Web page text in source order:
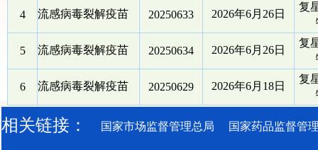
4 流感病毒裂解疫苗 20250633 2026年6月26日
复
5 流感病毒裂解疫苗 20250634 2026年6月26日
复
6 流感病毒裂解疫苗 20250629 2026年6月18日
复
相关链接： 国家市场监督管理总局 国家药品监督管